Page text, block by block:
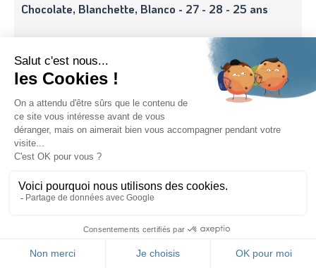
Chocolate, Blanchette, Blanco - 27 - 28 - 25 ans